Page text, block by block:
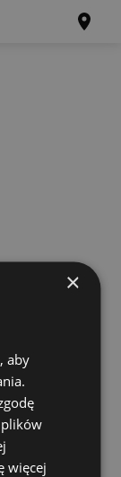
×
aby
plików
więcej